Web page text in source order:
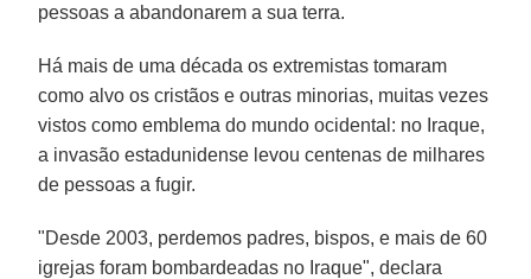
pessoas a abandonarem a sua terra.
Há mais de uma década os extremistas tomaram
como alvo os cristãos e outras minorias, muitas vezes
vistos como emblema do mundo ocidental: no Iraque,
a invasão estadunidense levou centenas de milhares
de pessoas a fugir.
"Desde 2003, perdemos padres, bispos, e mais de 60
igrejas foram bombardeadas no Iraque", declara